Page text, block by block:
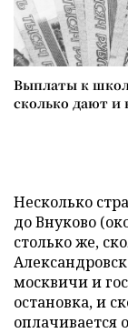
Выплаты к
сколько дают
Несколько
до Внуково
столько же,
москвичи и
остановка, и
оплачивается